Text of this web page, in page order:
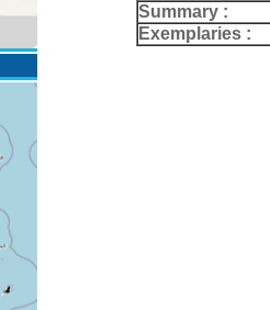
Summary :
Exemplaries :